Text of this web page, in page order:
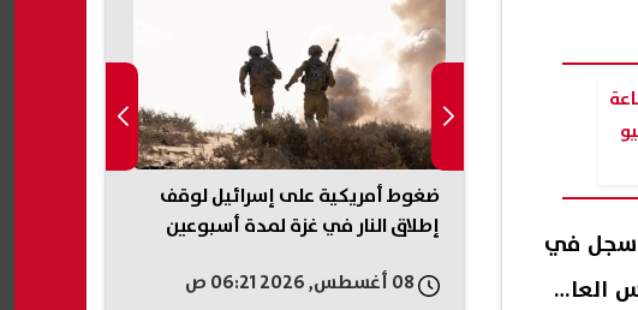
سجل في
في كأس العالم
6 ملايين دولار و20% من إعادة البيع..
ضغوط أمريكية على إسرائيل لوقف
إطلاق النار في غزة لمدة أسبوعين